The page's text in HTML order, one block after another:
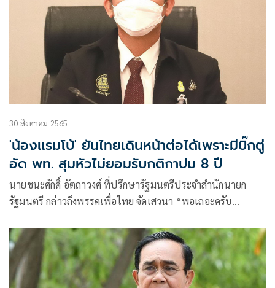
30 สิงหาคม 2565
'น้องแรมโบ้' ยันไทยเดินหน้าต่อได้เพราะมีบิ๊กตู่
อัด พท. สุมหัวไม่ยอมรับกติกาปม 8 ปี
นายชนะศักดิ์ อัตถาวงศ์ ที่ปรึกษารัฐมนตรีประจำสำนักนายก
รัฐมนตรี กล่าวถึงพรรคเพื่อไทย จัดเสวนา “พอเถอะครับ